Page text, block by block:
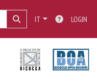
IT LOGIN